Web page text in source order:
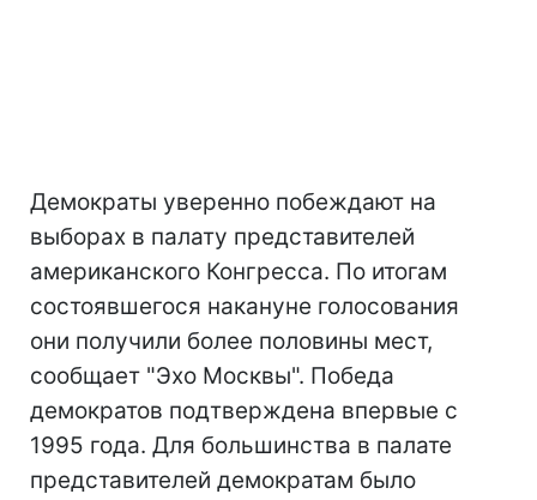
Демократы уверенно побеждают на
выборах в палату представителей
американского Конгресса. По итогам
состоявшегося накануне голосования
они получили более половины мест,
сообщает "Эхо Москвы". Победа
демократов подтверждена впервые с
1995 года. Для большинства в палате
представителей демократам было